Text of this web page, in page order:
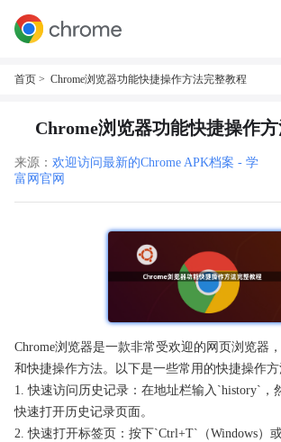
首页 > Chrome浏览器功能快捷操作方法完整教程
Chrome浏览器功能快捷操作
来源： 欢迎访问最新的Chrome APK档案 - 学
富网官网
Chrome浏览器是一款非常受欢迎的网页浏览器
和快捷操作方法。以下是一些常用的快捷操作方
1. 快速访问历史记录：在地址栏输入`history`，
快速打开历史记录页面。
2. 快速打开标签页：按下`Ctrl+T`（Windows）